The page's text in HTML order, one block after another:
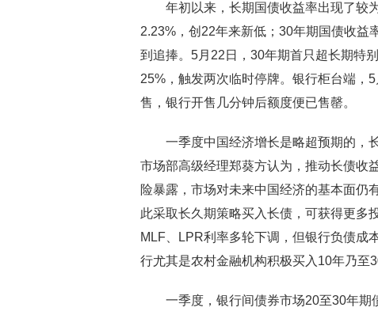
年初以来，长期国债收益率出现了较
2.23%，创22年来新低；30年期国债收益
到追捧。5月22日，30年期首只超长期特
25%，触发两次临时停牌。银行柜台端，
售，银行开售几分钟后额度便已售罄。
一季度中国经济增长是略超预期的，
市场部高级经理郑葵方认为，推动长债收
险暴露，市场对未来中国经济的基本面仍
此采取长久期策略买入长债，可获得更多
MLF、LPR利率多轮下调，但银行负债成
行尤其是农村金融机构积极买入10年乃至
一季度，银行间债券市场20至30年